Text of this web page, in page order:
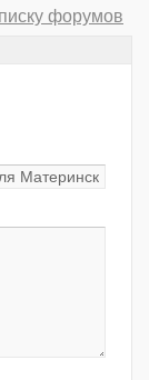
форумов